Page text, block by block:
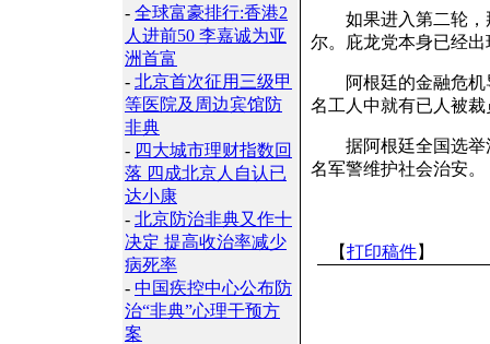
- 全球富豪排行:香港2
人进前50 李嘉诚为亚
洲首富
- 北京首次征用三级甲
等医院及周边宾馆防
非典
- 四大城市理财指数回
落 四成北京人自认已
达小康
- 北京防治非典又作十
决定 提高收治率减少
病死率
- 中国疾控中心公布防
治“非典”心理干预方
案
如果进入第二轮，
尔。庇龙党本身已经出
阿根廷的金融危机
名工人中就有已人被裁
据阿根廷全国选举法
名军警维护社会治安。
【打印稿件】